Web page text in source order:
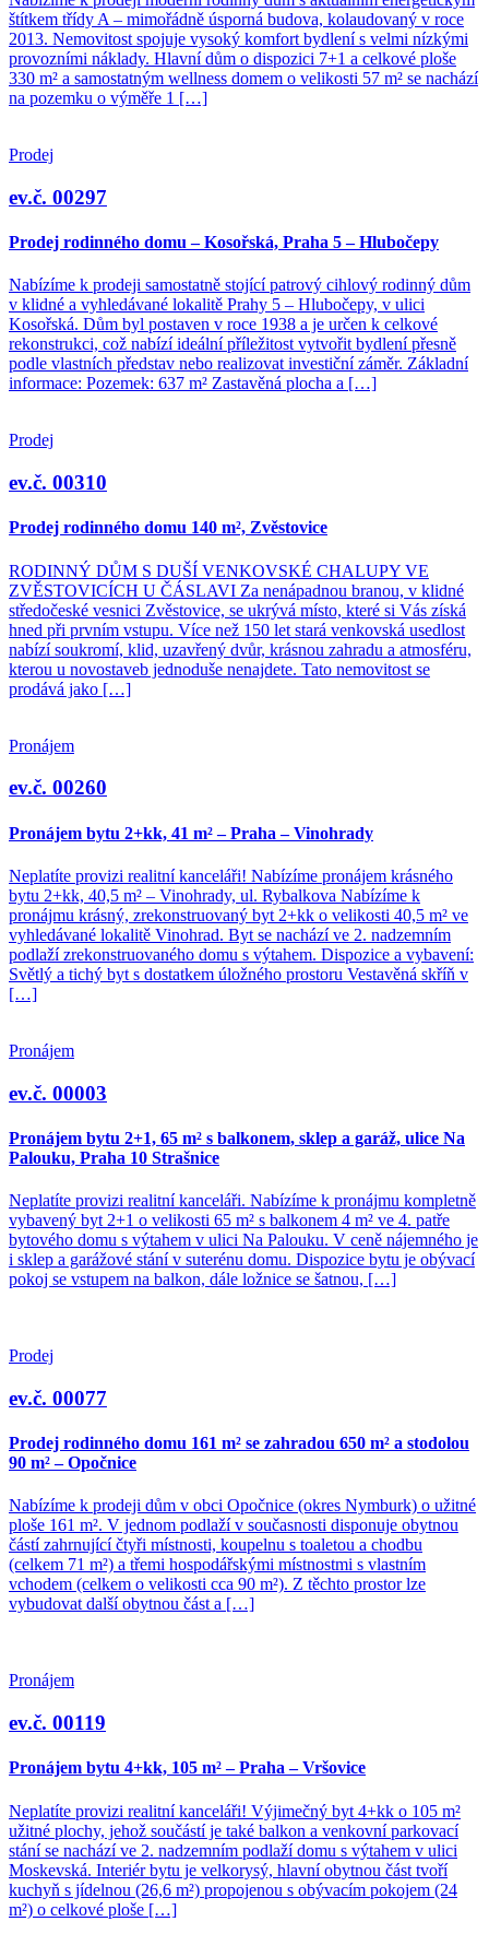
štítkem třídy A – mimořádně úsporná budova, kolaudovaný v roce
2013. Nemovitost spojuje vysoký komfort bydlení s velmi nízkými
provozními náklady. Hlavní dům o dispozici 7+1 a celkové ploše
330 m² a samostatným wellness domem o velikosti 57 m² se nachází
na pozemku o výměře 1 […]
Prodej
ev.č. 00297
Prodej rodinného domu – Kosořská, Praha 5 – Hlubočepy
Nabízíme k prodeji samostatně stojící patrový cihlový rodinný dům
v klidné a vyhledávané lokalitě Prahy 5 – Hlubočepy, v ulici
Kosořská. Dům byl postaven v roce 1938 a je určen k celkové
rekonstrukci, což nabízí ideální příležitost vytvořit bydlení přesně
podle vlastních představ nebo realizovat investiční záměr. Základní
informace: Pozemek: 637 m² Zastavěná plocha a […]
Prodej
ev.č. 00310
Prodej rodinného domu 140 m², Zvěstovice
RODINNÝ DŮM S DUŠÍ VENKOVSKÉ CHALUPY VE
ZVĚSTOVICÍCH U ČÁSLAVI Za nenápadnou branou, v klidné
středočeské vesnici Zvěstovice, se ukrývá místo, které si Vás získá
hned při prvním vstupu. Více než 150 let stará venkovská usedlost
nabízí soukromí, klid, uzavřený dvůr, krásnou zahradu a atmosféru,
kterou u novostaveb jednoduše nenajdete. Tato nemovitost se
prodává jako […]
Pronájem
ev.č. 00260
Pronájem bytu 2+kk, 41 m² – Praha – Vinohrady
Neplatíte provizi realitní kanceláři! Nabízíme pronájem krásného
bytu 2+kk, 40,5 m² – Vinohrady, ul. Rybalkova Nabízíme k
pronájmu krásný, zrekonstruovaný byt 2+kk o velikosti 40,5 m² ve
vyhledávané lokalitě Vinohrad. Byt se nachází ve 2. nadzemním
podlaží zrekonstruovaného domu s výtahem. Dispozice a vybavení:
Světlý a tichý byt s dostatkem úložného prostoru Vestavěná skříň v
[…]
Pronájem
ev.č. 00003
Pronájem bytu 2+1, 65 m² s balkonem, sklep a garáž, ulice Na
Palouku, Praha 10 Strašnice
Neplatíte provizi realitní kanceláři. Nabízíme k pronájmu kompletně
vybavený byt 2+1 o velikosti 65 m² s balkonem 4 m² ve 4. patře
bytového domu s výtahem v ulici Na Palouku. V ceně nájemného je
i sklep a garážové stání v suterénu domu. Dispozice bytu je obývací
pokoj se vstupem na balkon, dále ložnice se šatnou, […]
Prodej
ev.č. 00077
Prodej rodinného domu 161 m² se zahradou 650 m² a stodolou
90 m² – Opočnice
Nabízíme k prodeji dům v obci Opočnice (okres Nymburk) o užitné
ploše 161 m². V jednom podlaží v současnosti disponuje obytnou
částí zahrnující čtyři místnosti, koupelnu s toaletou a chodbu
(celkem 71 m²) a třemi hospodářskými místnostmi s vlastním
vchodem (celkem o velikosti cca 90 m²). Z těchto prostor lze
vybudovat další obytnou část a […]
Pronájem
ev.č. 00119
Pronájem bytu 4+kk, 105 m² – Praha – Vršovice
Neplatíte provizi realitní kanceláři! Výjimečný byt 4+kk o 105 m²
užitné plochy, jehož součástí je také balkon a venkovní parkovací
stání se nachází ve 2. nadzemním podlaží domu s výtahem v ulici
Moskevská. Interiér bytu je velkorysý, hlavní obytnou část tvoří
kuchyň s jídelnou (26,6 m²) propojenou s obývacím pokojem (24
m²) o celkové ploše […]